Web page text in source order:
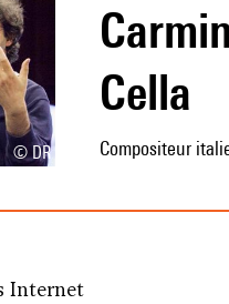
© DR
Carmine-Emanuele
Cella
Compositeur
Internet